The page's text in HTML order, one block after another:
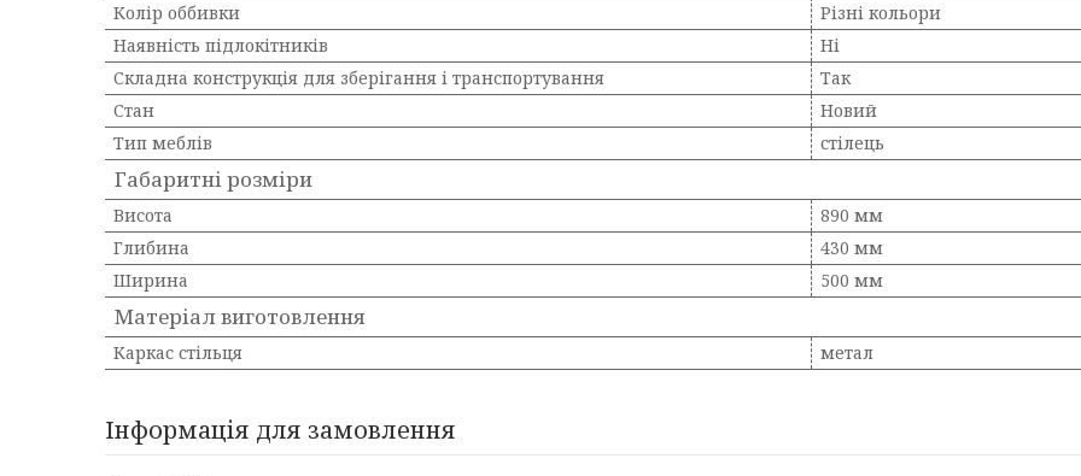
Колір оббивки
Різні кольори
Наявність підлокітників
Ні
Складна конструкція для зберігання і транспортування
Так
Стан
Новий
Тип меблів
стілець
Габаритні розміри
Висота
890 мм
Глибина
430 мм
Ширина
500 мм
Матеріал виготовлення
Каркас стільця метал
Інформація для замовлення